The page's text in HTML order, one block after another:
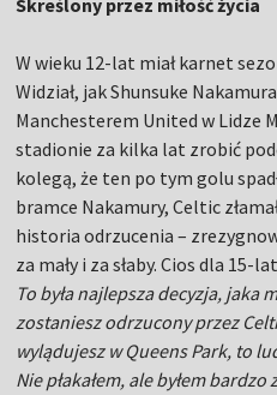
Skreślony przez miłość życia
W wieku 12-lat miał karnet
Widział, jak Shunsuke
Manchesterem United w Lidze
stadionie za kilka lat zrobić
kolegą, że ten po tym golu
bramce Nakamury, Celtic
historia odrzucenia –
za mały i za słaby. Cios dla 15-
To była najlepsza decyzja, jaka
zostaniesz odrzucony przez
wylądujesz w Queens Park, to
Nie płakałem, ale byłem